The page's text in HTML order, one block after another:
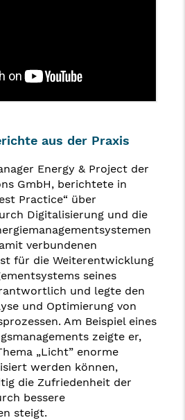
aus der Praxis
Energy & Project der
GmbH, berichtete in
Practice“ über
Digitalisierung und die
verbundenen
für die Weiterentwicklung
seines
und legte den
und Optimierung von
Am Beispiel eines
zeigte er,
„Licht” enorme
werden können,
die Zufriedenheit der
bessere
steigt.